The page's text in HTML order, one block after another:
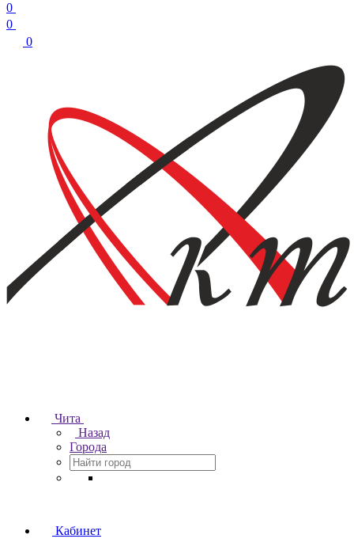
0
0
0
Чита
Назад
Города
Кабинет